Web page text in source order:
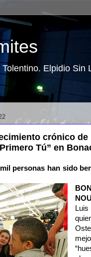
Elpidio
crónico de
Tú” en
personas han sido